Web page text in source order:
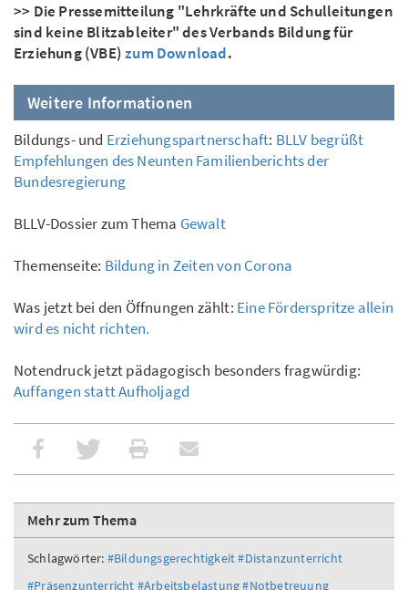
>> Die Pressemitteilung "Lehrkräfte und Schulleitungen
sind keine Blitzableiter" des Verbands Bildung für
Erziehung (VBE)zum Download.
Weitere Informationen
Bildungs- und Erziehungspartnerschaft: BLLV begrüßt
Empfehlungen des Neunten Familienberichts der
Bundesregierung
BLLV-Dossier zum Thema Gewalt
Themenseite: Bildung in Zeiten von Corona
Was jetzt bei den Öffnungen zählt: Eine Förderspritze allein
wird es nicht richten.
Notendruck jetzt pädagogisch besonders fragwürdig:
Auffangen statt Aufholjagd
Mehr zum Thema
Schlagwörter: #Bildungsgerechtigkeit#Distanzunterricht
#Präsenzunterricht #Arbeitsbelastung#Notbetreuung